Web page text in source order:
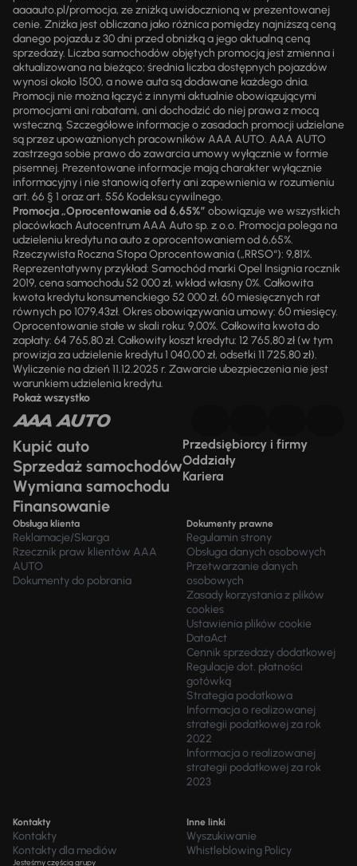
aaaauto.pl/promocja, ze zniżką uwidocznioną w prezentowanej
cenie. Zniżka jest obliczana jako różnica pomiędzy najniższą ceną
danego pojazdu z 30 dni przed obniżką a jego aktualną ceną
sprzedaży. Liczba samochodów objętych promocją jest zmienna i
aktualizowana na bieżąco; średnia liczba dostępnych pojazdów
wynosi około 1500, a nowe auta są dodawane każdego dnia.
Promocji nie można łączyć z innymi aktualnie obowiązującymi
promocjami ani rabatami, ani dochodzić do niej prawa z mocą
wsteczną. Szczegółowe informacje o zasadach promocji udzielane
są przez upoważnionych pracowników AAA AUTO. AAA AUTO
zastrzega sobie prawo do zawarcia umowy wyłącznie w formie
pisemnej. Prezentowane informacje mają charakter wyłącznie
informacyjny i nie stanowią oferty ani zapewnienia w rozumieniu
art. 66 § 1 oraz art. 556 Kodeksu cywilnego.
Promocja „Oprocentowanie od 6,65%” obowiązuje we wszystkich
placówkach Autocentrum AAA Auto sp. z o.o. Promocja polega na
udzieleniu kredytu na auto z oprocentowaniem od 6,65%.
Rzeczywista Roczna Stopa Oprocentowania („RRSO“): 9,81%.
Reprezentatywny przykład: Samochód marki Opel Insignia rocznik
2019, cena samochodu 52 000 zł, wkład własny 0%. Całkowita
kwota kredytu konsumenckiego 52 000 zł, 60 miesięcznych rat
równych po 1079,43zł. Okres obowiązywania umowy: 60 miesięcy.
Oprocentowanie stałe w skali roku: 9,00%. Całkowita kwota do
zapłaty: 64 765,80 zł. Całkowity koszt kredytu: 12 765,80 zł (w tym
prowizja za udzielenie kredytu 1 040,00 zł, odsetki 11 725,80 zł).
Wyliczenie na dzień 11.12.2025 r. Zawarcie ubezpieczenia nie jest
warunkiem udzielenia kredytu.
Pokaż wszystko
Kupić auto
Sprzedaż samochodów
Wymiana samochodu
Finansowanie
Przedsiębiorcy i firmy
Oddziały
Kariera
Obsługa klienta
Reklamacje/Skarga
Rzecznik praw klientów AAA
AUTO
Dokumenty do pobrania
Dokumenty prawne
Regulamin strony
Obsługa danych osobowych
Przetwarzanie danych
osobowych
Zasady korzystania z plików
cookies
Ustawienia plików cookie
DataAct
Cennik sprzedaży dodatkowej
Regulacje dot. płatności
gotówką
Strategia podatkowa
Informacja o realizowanej
strategii podatkowej za rok
2022
Informacja o realizowanej
strategii podatkowej za rok
2023
Kontakty
Kontakty
Kontakty dla mediów
Inne linki
Wyszukiwanie
Whistleblowing Policy
Jesteśmy częścią grupy